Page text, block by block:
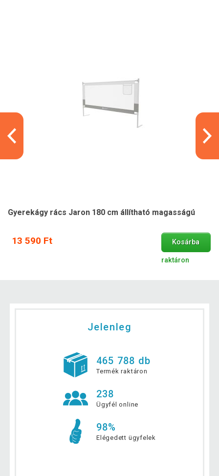
Gyerekágy rács Jaron 180 cm állítható magasságú
13 590 Ft Kosárba
raktáron
Jelenleg
465 788 db
Termék raktáron
238
Ügyfél online
98%
Elégedett ügyfelek